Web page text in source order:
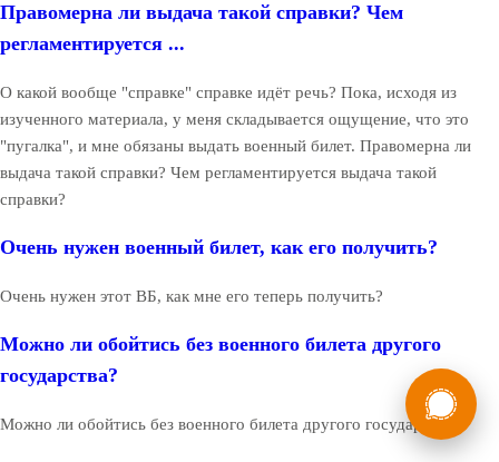
Правомерна ли выдача такой справки? Чем
регламентируется ...
О какой вообще "справке" справке идёт речь? Пока, исходя из
изученного материала, у меня складывается ощущение, что это
"пугалка", и мне обязаны выдать военный билет. Правомерна ли
выдача такой справки? Чем регламентируется выдача такой
справки?
Очень нужен военный билет, как его получить?
Очень нужен этот ВБ, как мне его теперь получить?
Можно ли обойтись без военного билета другого
государства?
Можно ли обойтись без военного билета другого государства?
Мы в России
Бесплатная
8 (800) 775-35-89